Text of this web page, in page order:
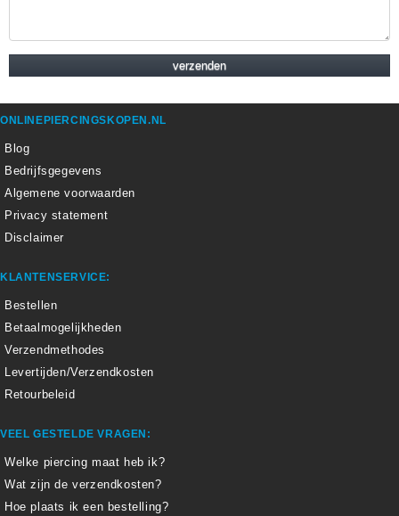
ONLINEPIERCINGSKOPEN.NL
Blog
Bedrijfsgegevens
Algemene voorwaarden
Privacy statement
Disclaimer
KLANTENSERVICE:
Bestellen
Betaalmogelijkheden
Verzendmethodes
Levertijden/Verzendkosten
Retourbeleid
VEEL GESTELDE VRAGEN:
Welke piercing maat heb ik?
Wat zijn de verzendkosten?
Hoe plaats ik een bestelling?